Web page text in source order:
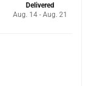
Delivered
Aug. 14 - Aug. 21